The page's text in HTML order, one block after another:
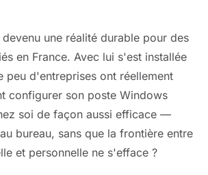
une réalité durable pour des
en France. Avec lui s'est installée
peu d'entreprises ont réellement
configurer son poste Windows
soi de façon aussi efficace —
bureau, sans que la frontière entre
et personnelle ne s'efface ?